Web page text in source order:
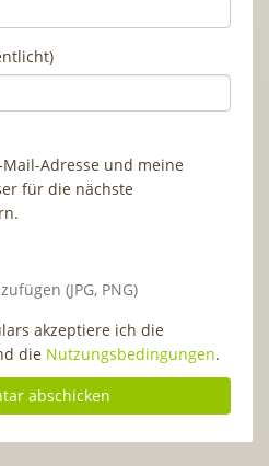
Adresse und meine
für die nächste
(JPG, PNG)
akzeptiere ich die
die Nutzungsbedingungen.